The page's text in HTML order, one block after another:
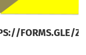
FORMS.GLE/